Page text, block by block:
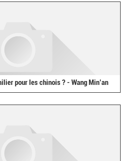
pour les chinois ? - Wang Min’an